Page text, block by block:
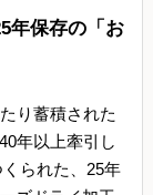
年保存の「お
り蓄積された
年以上牽引し
られた、25年